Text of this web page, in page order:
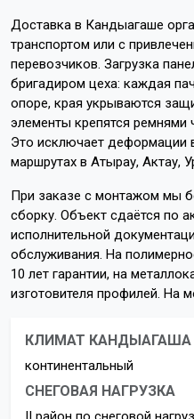
Доставка в Кандыагаше
транспортом или с
перевозчиков. Загрузка
бригадиром цеха: каждая
опоре, края укрываются
элементы крепятся
Это исключает деформации
маршрутах в Атырау, Актау,
При заказе с монтажом мы
сборку. Объект сдаётся по
исполнительной
обслуживания. На
10 лет гарантии, на
изготовителя профилей. На
КЛИМАТ КАНДЫАГАША
континентальный
СНЕГОВАЯ НАГРУЗКА